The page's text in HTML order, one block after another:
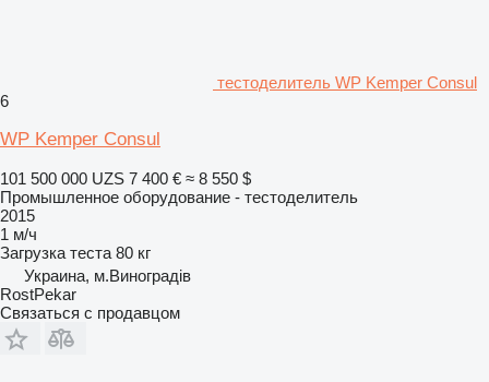
тестоделитель WP Kemper Consul
6
WP Kemper Consul
101 500 000 UZS 7 400 € ≈ 8 550 $
Промышленное оборудование - тестоделитель
2015
1 м/ч
Загрузка теста 80 кг
Украина, м.Виноградів
RostPekar
Связаться с продавцом